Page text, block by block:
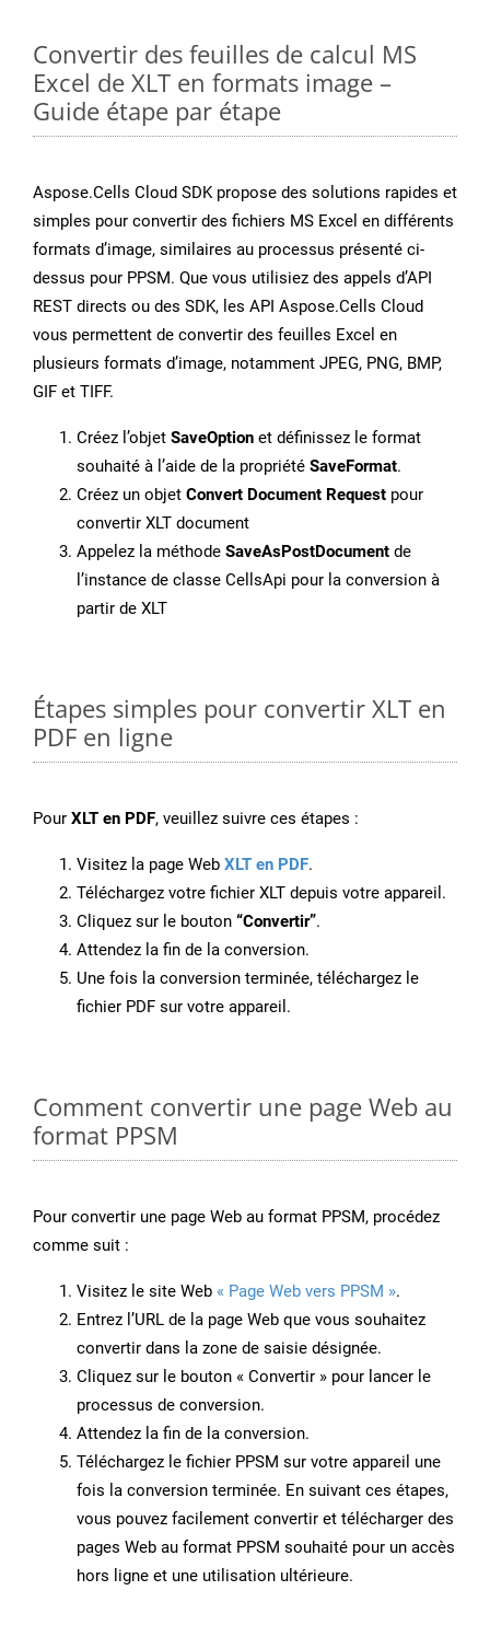
Convertir des feuilles de calcul MS
Excel de XLT en formats image –
Guide étape par étape
Aspose.Cells Cloud SDK propose des solutions rapides et
simples pour convertir des fichiers MS Excel en différents
formats d’image, similaires au processus présenté ci-
dessus pour PPSM. Que vous utilisiez des appels d’API
REST directs ou des SDK, les API Aspose.Cells Cloud
vous permettent de convertir des feuilles Excel en
plusieurs formats d’image, notamment JPEG, PNG, BMP,
GIF et TIFF.
Créez l’objet SaveOption et définissez le format
souhaité à l’aide de la propriété SaveFormat.
Créez un objet Convert Document Request pour
convertir XLT document
Appelez la méthode SaveAsPostDocument de
l’instance de classe CellsApi pour la conversion à
partir de XLT
Étapes simples pour convertir XLT en
PDF en ligne
Pour XLT en PDF, veuillez suivre ces étapes :
Visitez la page Web XLT en PDF.
Téléchargez votre fichier XLT depuis votre appareil.
Cliquez sur le bouton “Convertir”.
Attendez la fin de la conversion.
Une fois la conversion terminée, téléchargez le
fichier PDF sur votre appareil.
Comment convertir une page Web au
format PPSM
Pour convertir une page Web au format PPSM, procédez
comme suit :
Visitez le site Web « Page Web vers PPSM ».
Entrez l’URL de la page Web que vous souhaitez
convertir dans la zone de saisie désignée.
Cliquez sur le bouton « Convertir » pour lancer le
processus de conversion.
Attendez la fin de la conversion.
Téléchargez le fichier PPSM sur votre appareil une
fois la conversion terminée. En suivant ces étapes,
vous pouvez facilement convertir et télécharger des
pages Web au format PPSM souhaité pour un accès
hors ligne et une utilisation ultérieure.